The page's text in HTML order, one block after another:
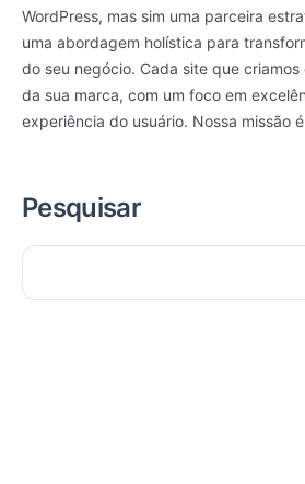
WordPress, mas sim uma parceira
uma abordagem holística para
do seu negócio. Cada site que criamos
da sua marca, com um foco em
experiência do usuário. Nossa missão
Pesquisar